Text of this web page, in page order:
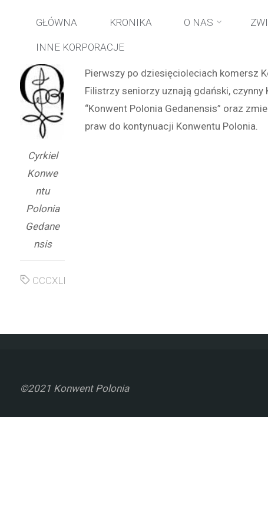
Przejdź
do
treści
GŁÓWNA KRONIKA O NAS
INNE KORPORACJE
Cyrkiel
Konwe
ntu
Polonia
Gedane
nsis
Pierwszy po dziesięcioleciach komersz
Filistrzy seniorzy uznają gdański,
“Konwent Polonia Gedanensis” oraz
praw do kontynuacji Konwentu Polonia.
CCCXLI
©2021 Konwent Polonia